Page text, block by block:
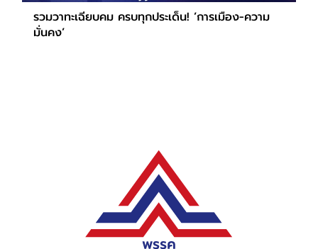
รวมวาทะเฉียบคม ครบทุกประเด็น! ’การเมือง-ความ
มั่นคง’